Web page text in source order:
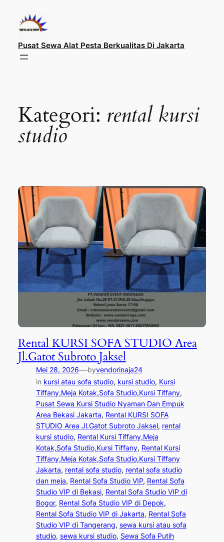
konten
Pusat Sewa Alat Pesta Berkualitas Di Jakarta
Kategori: rental kursi
studio
Rental KURSI SOFA STUDIO Area
Jl.Gatot Subroto Jaksel
Mei 28, 2026—byvendorinaja24
in kursi atau sofa studio, kursi studio, Kursi
Tiffany,Meja Kotak,Sofa Studio,Kursi Tiffany
Pusat Sewa Kursi Studio Nyaman Dan Empuk
Area Bekasi Jakarta, Rental KURSI SOFA
STUDIO Area Jl.Gatot Subroto Jaksel, rental
kursi studio, Rental Kursi Tiffany,Meja
Kotak,Sofa Studio,Kursi Tiffany, Rental Kursi
Tiffany,Meja Kotak,Sofa Studio,Kursi Tiffany
Jakarta, rental sofa studio, rental sofa studio
dan meja, Rental Sofa Studio VIP, Rental Sofa
Studio VIP di Bekasi, Rental Sofa Studio VIP di
Bogor, Rental Sofa Studio VIP di Depok
Rental Sofa Studio VIP di Jakarta, Rental Sofa
Studio VIP di Tangerang, sewa kursi atau sofa
studio, sewa kursi studio, Sewa Sofa Putih